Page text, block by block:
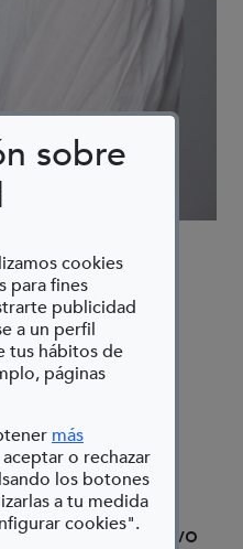
sobre
cookies
para fines
publicidad
a un perfil
tus hábitos de
páginas
más
ventana)
aceptar o rechazar
los botones
a tu medida
cookies".
es una joven
pequeña estuvo